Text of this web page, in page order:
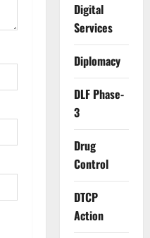
Digital
Services
Diplomacy
DLF Phase-
3
Drug
Control
DTCP
Action